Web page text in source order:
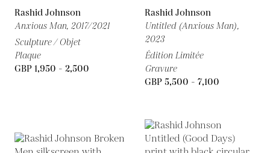
Rashid Johnson
Anxious Man, 2017/2021
Sculpture / Objet
Plaque
GBP 1,950 - 2,500
Rashid Johnson
Untitled (Anxious Man),
2023
Édition Limitée
Gravure
GBP 5,500 - 7,100